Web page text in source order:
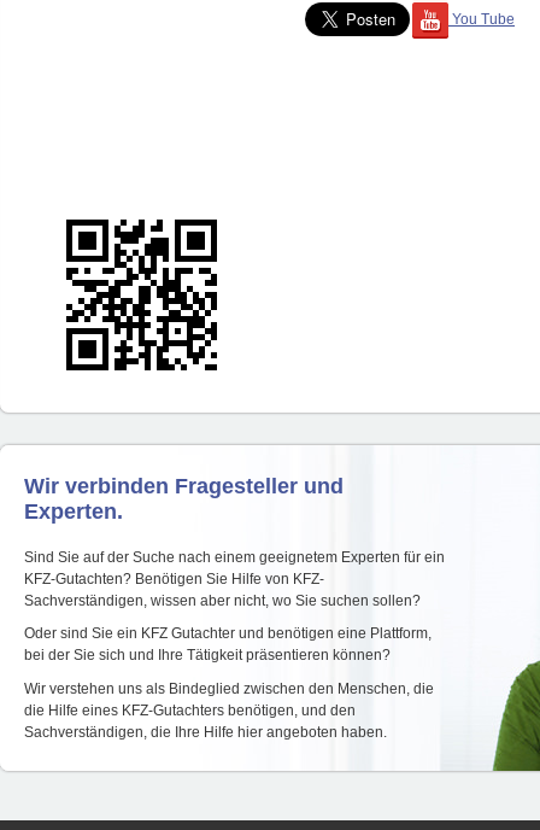
You Tube
Wir verbinden Fragesteller und
Experten.
Sind Sie auf der Suche nach einem geeignetem Experten für ein
KFZ-Gutachten? Benötigen Sie Hilfe von KFZ-
Sachverständigen, wissen aber nicht, wo Sie suchen sollen?
Oder sind Sie ein KFZ Gutachter und benötigen eine Plattform,
bei der Sie sich und Ihre Tätigkeit präsentieren können?
Wir verstehen uns als Bindeglied zwischen den Menschen, die
die Hilfe eines KFZ-Gutachters benötigen, und den
Sachverständigen, die Ihre Hilfe hier angeboten haben.